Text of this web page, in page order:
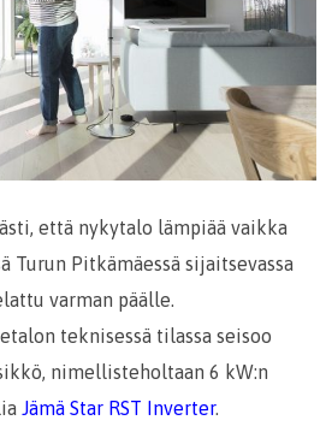
että nykytalo lämpiää vaikka
Turun Pitkämäessä sijaitsevassa
varman päälle.
teknisessä tilassa seisoo
nimellisteholtaan 6 kW:n
Jämä Star RST Inverter.